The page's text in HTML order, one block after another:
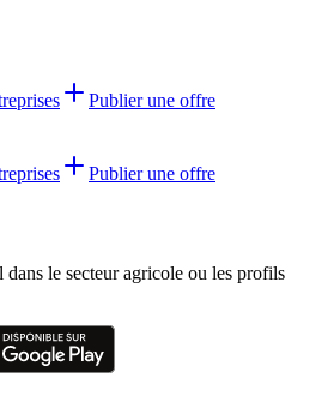
Publier une offre
Publier une offre
le secteur agricole ou les profils